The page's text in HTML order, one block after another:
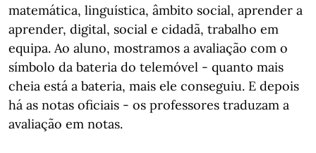
matemática, linguística, âmbito social, aprender a
aprender, digital, social e cidadã, trabalho em
equipa. Ao aluno, mostramos a avaliação com o
símbolo da bateria do telemóvel - quanto mais
cheia está a bateria, mais ele conseguiu. E depois
há as notas oficiais - os professores traduzam a
avaliação em notas.